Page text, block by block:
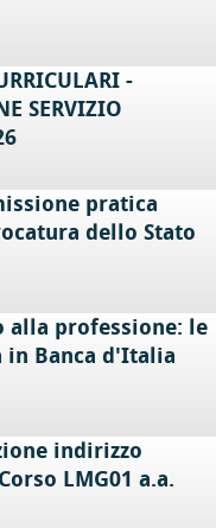
-
SERVIZIO
pratica
dello Stato
alla professione: le
Banca d'Italia
indirizzo
LMG01 a.a.